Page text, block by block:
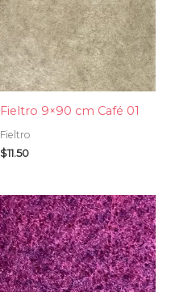
Fieltro 9×90 cm Café 01
Fieltro
$11.50